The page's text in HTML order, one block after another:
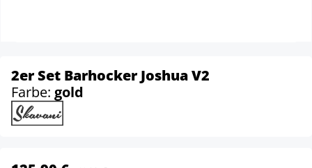
2er Set Barhocker Joshua V2
Farbe: gold